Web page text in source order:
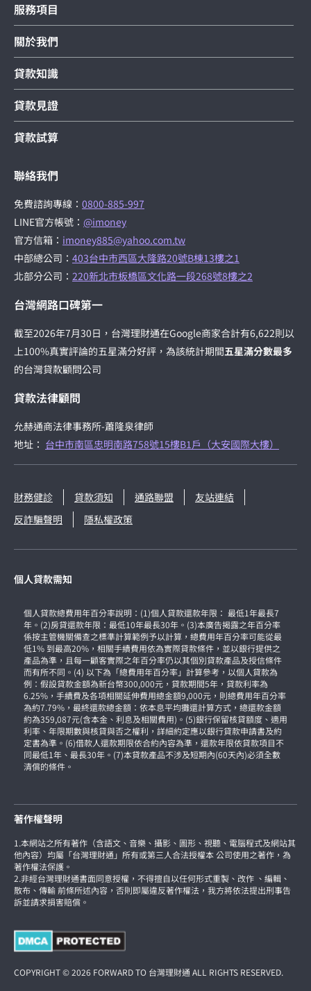
服務項目
關於我們
貸款知識
貸款見證
貸款試算
聯絡我們
免費諮詢專線： 0800-885-997
LINE官方帳號： @imoney
官方信箱： imoney885@yahoo.com.tw
中部總公司： 403台中市西區大隆路20號B棟13樓之1
北部分公司： 220新北市板橋區文化路一段268號8樓之2
台灣網路口碑第一
截至2026年7月30日，台灣理財通在Google商家合計有6,622則以
上100%真實評論的五星滿分好評，為該統計期間五星滿分數最多
的台灣貸款顧問公司
貸款法律顧問
允赫通商法律事務所-蕭隆泉律師
地址： 台中市南區忠明南路758號15樓B1戶（大安國際大樓）
財務健診 貸款須知 通路聯盟
友站連結
反詐騙聲明
隱私權政策
個人貸款需知
個人貸款總費用年百分率說明：(1)個人貸款還款年限： 最低1年最長7
年。(2)房貸還款年限：最低10年最長30年。(3)本廣告揭露之年百分率
係按主管機關備查之標準計算範例予以計算，總費用年百分率可能從最
低1% 到最高20%，相關手續費用依為實際貸款條件，並以銀行提供之
產品為準，且每一顧客實際之年百分率仍以其個別貸款產品及授信條件
而有所不同。(4) 以下為「總費用年百分率」計算參考，以個人貸款為
例：假設貸款金額為新台幣300,000元，貸款期間5年，貸款利率為
6.25%，手續費及各項相關延伸費用總金額9,000元，則總費用年百分率
為約7.79%，最終還款總金額：依本息平均攤還計算方式，總還款金額
約為359,087元(含本金、利息及相關費用)。(5)銀行保留核貸額度、適用
利率、年限期數與核貸與否之權利，詳細約定應以銀行貸款申請書及約
定書為準。(6)借款人還款期限依合約內容為準，還款年限依貸款項目不
同最低1年、最長30年。(7)本貸款產品不涉及短期內(60天內)必須全數
清償的條件。
著作權聲明
1.本網站之所有著作（含語文、音樂、攝影、圖形、視聽、電腦程式及網站其
他內容）均屬「台灣理財通」所有或第三人合法授權本 公司使用之著作，為
著作權法保護。
2.非經台灣理財通書面同意授權，不得擅自以任何形式重製、改作 、編輯、
散布、傳輸 前條所述內容，否則即屬違反著作權法，我方將依法提出刑事告
訴並請求損害賠償。
COPYRIGHT © 2026 FORWARD TO 台灣理財通 ALL RIGHTS RESERVED.